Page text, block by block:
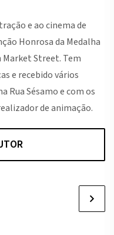
e ao cinema de
Honrosa da Medalha
Street. Tem
e recebido vários
Rua Sésamo e com os
de animação.